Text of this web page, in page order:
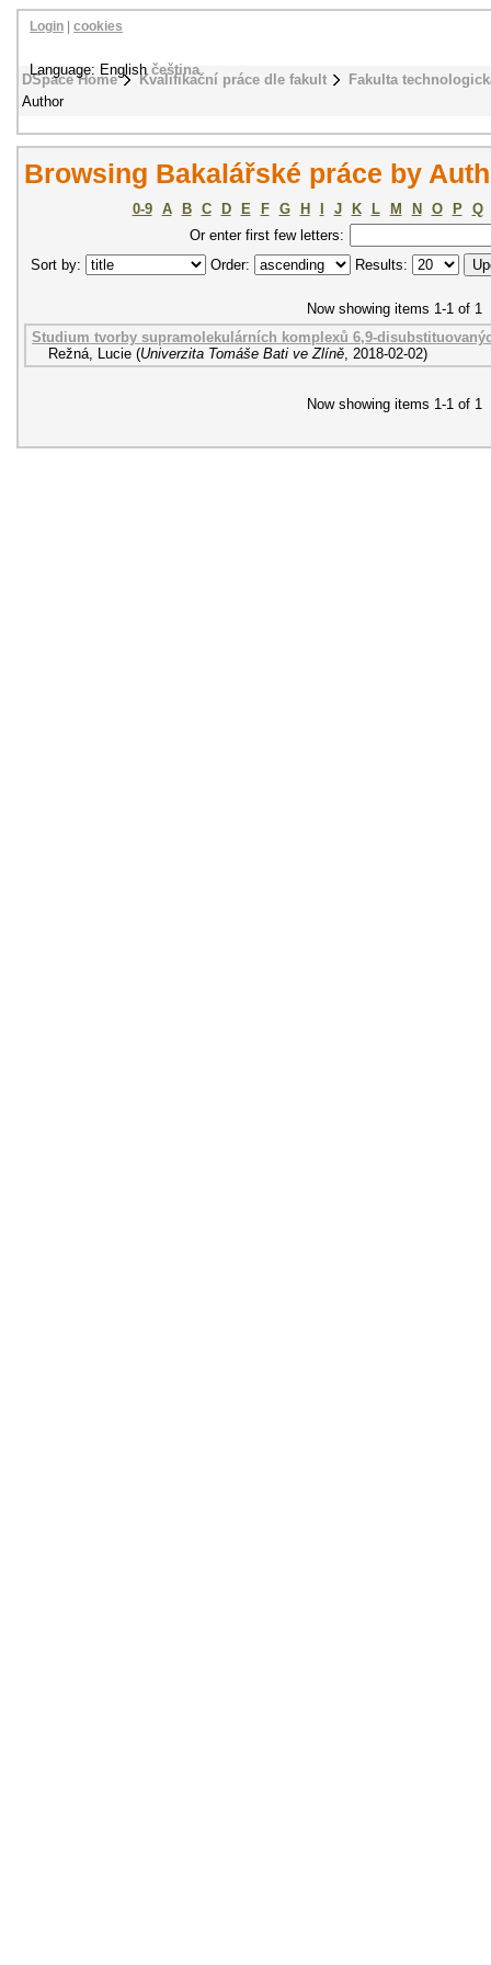
DSpace Home Kvalifikační práce dle fakult
Fakulta
Author
Login cookies
Language: Englishčeština
Browsing Bakalářské práce by
0-9 A B C D E F G H J K L M N O P
Q
Or enter first few letters:
Sort by:
Order: Results:
Now showing items 1-1 of 1
Studium tvorby supramolekulárních komplexů 6,9-
Režná, Lucie (Univerzita Tomáše Bati ve Zlíně, 2018-02-02)
Now showing items 1-1 of 1